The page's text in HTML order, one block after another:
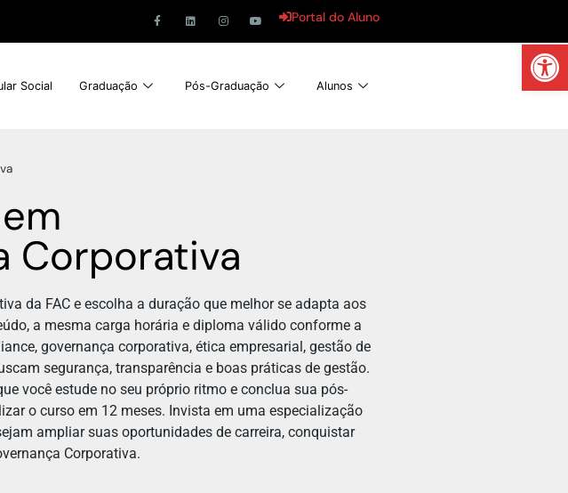
Abrir
Portal do Aluno
Social Graduação Pós-Graduação Alunos
Corporativa
da FAC e escolha a duração que melhor se adapta aos
a mesma carga horária e diploma válido conforme a
governança corporativa, ética empresarial, gestão de
segurança, transparência e boas práticas de gestão.
você estude no seu próprio ritmo e conclua sua pós-
o curso em 12 meses. Invista em uma especialização
ampliar suas oportunidades de carreira, conquistar
Corporativa.